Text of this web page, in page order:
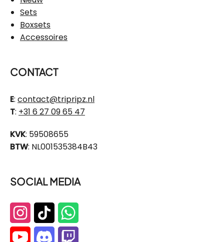
Sets
Boxsets
Accessoires
CONTACT
E: contact@tripripz.nl
T: +31 6 27 09 65 47
KVK: 59508655
BTW: NL001535384B43
SOCIAL MEDIA